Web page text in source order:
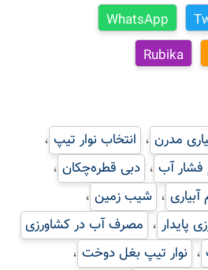
WhatsApp
Rubika
مدرن ، انتخاب نوار تیپ ،
فشار آب ، دبی قطره‌چکان ،
، شیب زمین ،
پایدار ، مصرف آب در کشاورزی
، نوار تیپ بغل دوخت ،